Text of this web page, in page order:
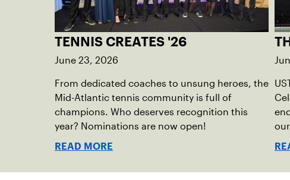
TENNIS CREATES '26
June 23, 2026
From dedicated coaches to unsung heroes, the
Mid-Atlantic tennis community is full of
champions. Who deserves recognition this
year? Nominations are now open!
READ MORE